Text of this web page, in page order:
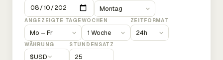
ANGEZEIGTE TAGEWOCHEN ZEITFORMAT
WÄHRUNG
$USD
STUNDENSATZ